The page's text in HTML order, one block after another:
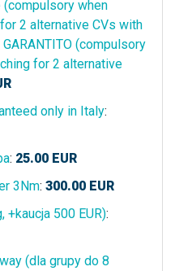
when
2 alternative CVs with
(compulsory
for 2 alternative
only in Italy:
: 25.00 EUR
3Nm: 300.00 EUR
+kaucja 500 EUR):
(dla grupy do 8